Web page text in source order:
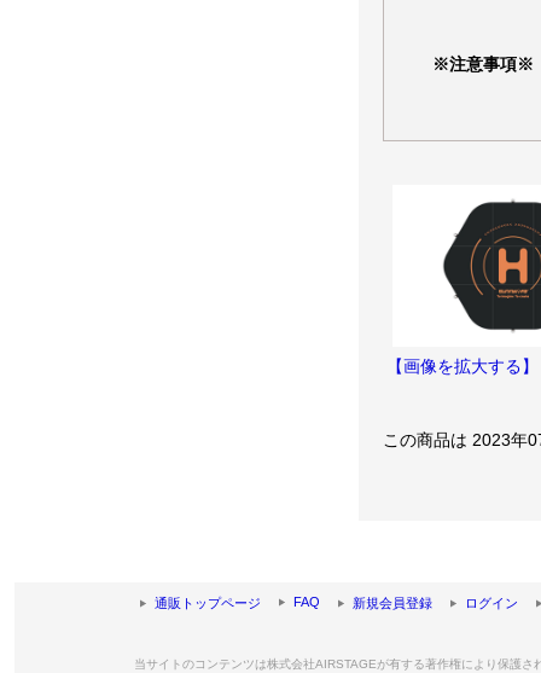
※注意事項※
【画像を拡大する】
この商品は 2023年
通販トップページ FAQ 新規会員登録 ログイン
当サイトのコンテンツは株式会社AIRSTAGEが有する著作権により保護